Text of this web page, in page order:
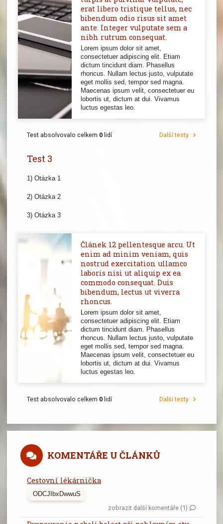
erat libero tristique tellus, nec
bibendum odio risus sit amet
ante. Integer vulputate sem a
nibh rutrum consequat.
Lorem ipsum dolor sit amet,
consectetuer adipiscing elit. Etiam
dictum tincidunt diam. Phasellus
rhoncus. Nullam lectus justo, vulputate
eget mollis sed, tempor sed magna.
Maecenas ipsum velit, consectetuer eu
lobortis ut, dictum at dui. Vivamus
luctus egestas leo.
Test absolvovalo celkem 0 lidí Další testy
Test 3
1) Otázka 1
2) Otázka 2
3) Otázka 3
Článek 12 pellentesque arcu. Ut
enim ad minim veniam, quis
nostrud exercitation ullamco
laboris nisi ut aliquip ex ea
commodo consequat. Duis
bibendum, lectus ut viverra
rhoncus.
Lorem ipsum dolor sit amet,
consectetuer adipiscing elit. Etiam
dictum tincidunt diam. Phasellus
rhoncus. Nullam lectus justo, vulputate
eget mollis sed, tempor sed magna.
Maecenas ipsum velit, consectetuer eu
lobortis ut, dictum at dui. Vivamus
luctus egestas leo.
Test absolvovalo celkem 0 lidí Další testy
KOMENTÁŘE U ČLÁNKŮ
Cestovní lékárnička
ODCJIbxDwwuS
zobrazit další komentáře (1)